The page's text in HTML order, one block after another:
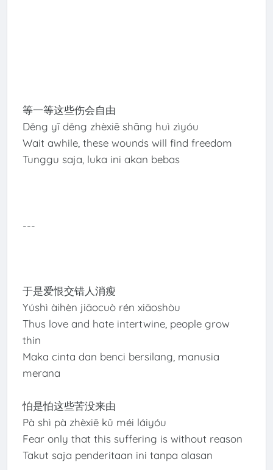
等一等这些伤会自由
Děng yī děng zhèxiē shāng huì zìyóu
Wait awhile, these wounds will find freedom
Tunggu saja, luka ini akan bebas
---
于是爱恨交错人消瘦
Yúshì àihèn jiāocuò rén xiāoshòu
Thus love and hate intertwine, people grow
thin
Maka cinta dan benci bersilang, manusia
merana
怕是怕这些苦没来由
Pà shì pà zhèxiē kǔ méi láiyóu
Fear only that this suffering is without reason
Takut saja penderitaan ini tanpa alasan